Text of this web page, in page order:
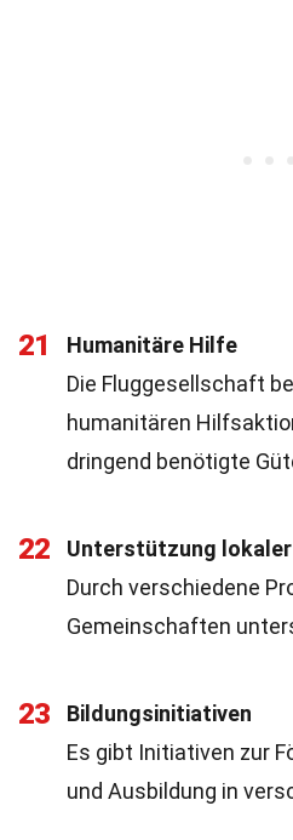
21
Humanitäre Hilfe
Die Fluggesellschaft
humanitären
dringend benötigte
22
Unterstützung
Durch verschiedene
Gemeinschaften
23
Bildungsinitiativen
Es gibt Initiativen zur
und Ausbildung in